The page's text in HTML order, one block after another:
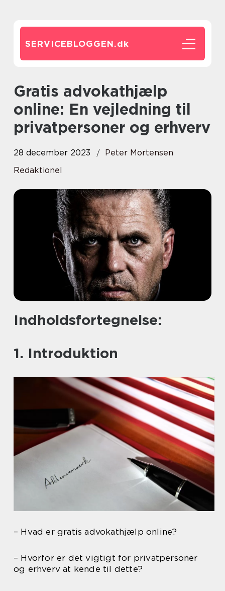
SERVICEBLOGGEN.dk
Gratis advokathjælp
online: En vejledning til
privatpersoner og erhverv
28 december 2023
Peter Mortensen
Redaktionel
Indholdsfortegnelse:
1. Introduktion
– Hvad er gratis advokathjælp online?
– Hvorfor er det vigtigt for privatpersoner
og erhverv at kende til dette?